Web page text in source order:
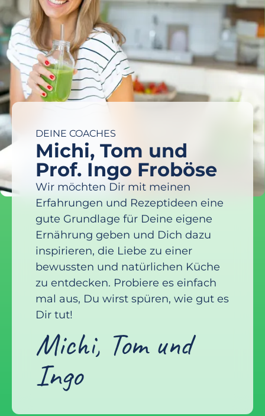
DEINE COACHES
Michi, Tom und
Prof. Ingo Froböse
Wir möchten Dir mit meinen
Erfahrungen und Rezeptideen eine
gute Grundlage für Deine eigene
Ernährung geben und Dich dazu
inspirieren, die Liebe zu ­einer
bewussten und natürlichen Küche
zu entdecken. Probiere es einfach
mal aus, Du wirst spüren, wie gut es
Dir tut!
Michi, Tom und
Ingo